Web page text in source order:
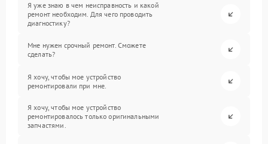
Я уже знаю в чем неисправность и какой
ремонт необходим. Для чего проводить
диагностику?
Мне нужен срочный ремонт. Сможете
сделать?
Я хочу, чтобы мое устройство
ремонтировали при мне.
Я хочу, чтобы мое устройство
ремонтировалось только оригинальными
запчастями.